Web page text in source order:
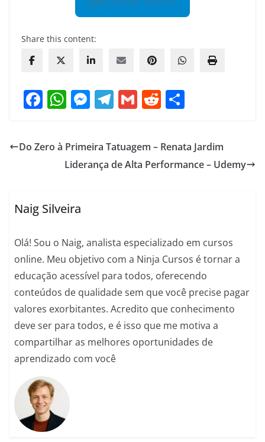
Share this content:
F
e
o
W
at
s
A
p
M
ss
e
n
T
e
gr
a
G
l
R
d
di
t
ar
e
Do Zero à Primeira Tatuagem – Renata Jardim
Liderança de Alta Performance – Udemy
Naig Silveira
Olá! Sou o Naig, analista especializado em cursos
online. Meu objetivo com a Ninja Cursos é tornar a
educação acessível para todos, oferecendo
conteúdos de qualidade sem que você precise pagar
valores exorbitantes. Acredito que conhecimento
deve ser para todos, e é isso que me motiva a
compartilhar as melhores oportunidades de
aprendizado com você